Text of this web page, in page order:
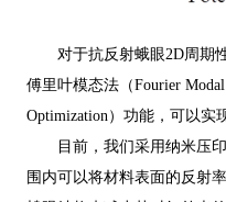
对于抗反射蛾眼2D周期
傅里叶模态法（Fourier
Optimization）功能，可以实
目前，我们采用纳米压
围内可以将材料表面的反射